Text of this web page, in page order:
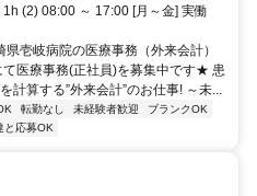
(2) 08:00 ～ 17:00 [月～金] 実働
壱岐病院の医療事務（外来会計）
医療事務(正社員)を募集中です★ 患
計算する”外来会計”のお仕事! ～未...
転勤なし 未経験者歓迎
ブランクOK
と応募OK